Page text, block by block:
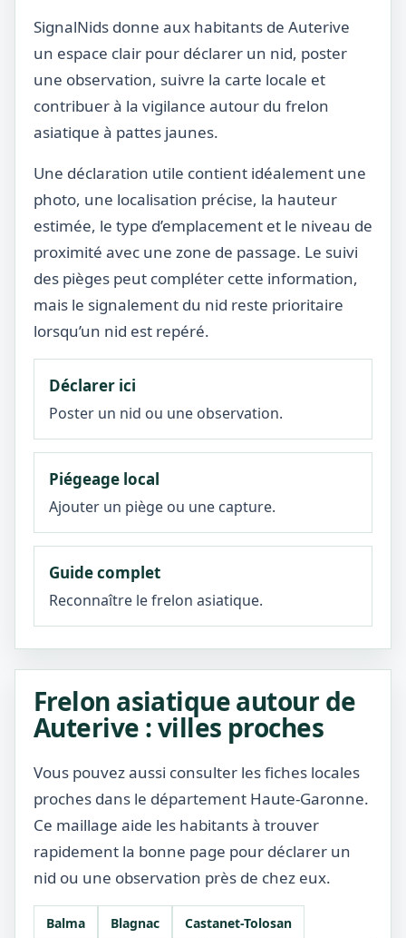
SignalNids donne aux habitants de Auterive
un espace clair pour déclarer un nid, poster
une observation, suivre la carte locale et
contribuer à la vigilance autour du frelon
asiatique à pattes jaunes.
Une déclaration utile contient idéalement une
photo, une localisation précise, la hauteur
estimée, le type d’emplacement et le niveau de
proximité avec une zone de passage. Le suivi
des pièges peut compléter cette information,
mais le signalement du nid reste prioritaire
lorsqu’un nid est repéré.
Déclarer ici
Poster un nid ou une observation.
Piégeage local
Ajouter un piège ou une capture.
Guide complet
Reconnaître le frelon asiatique.
Frelon asiatique autour de
Auterive : villes proches
Vous pouvez aussi consulter les fiches locales
proches dans le département Haute-Garonne.
Ce maillage aide les habitants à trouver
rapidement la bonne page pour déclarer un
nid ou une observation près de chez eux.
Balma Blagnac
Castanet-Tolosan